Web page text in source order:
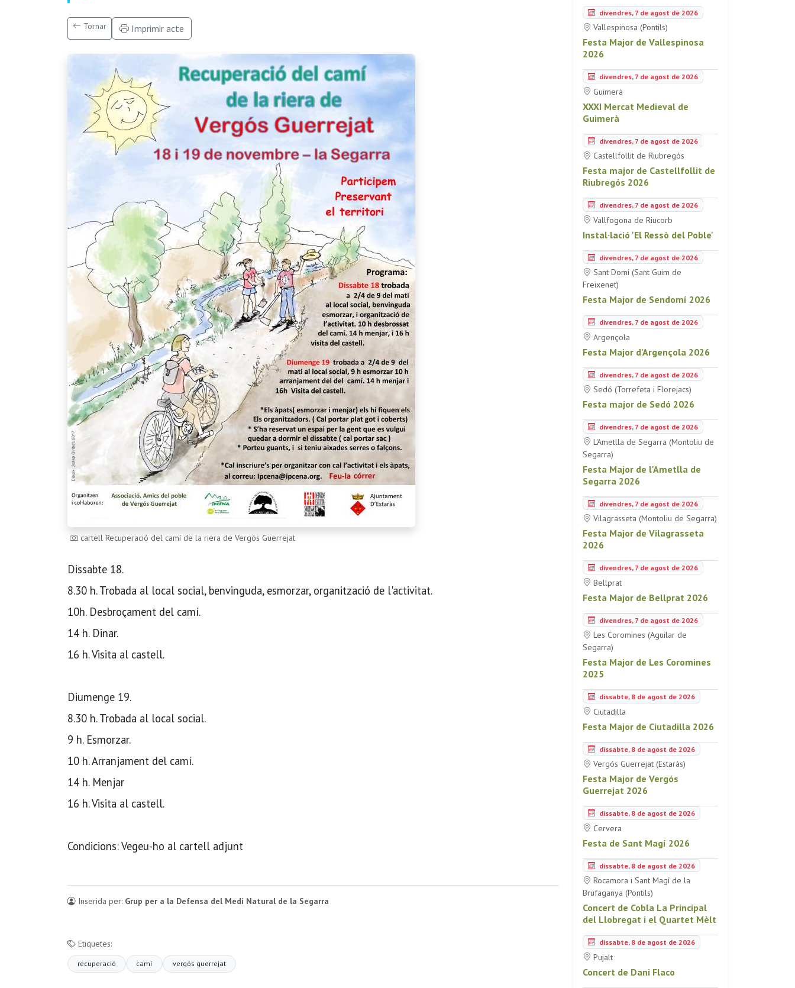
Tornar Imprimir acte
cartell Recuperació del camí de la riera de Vergós Guerrejat
Dissabte 18.
8.30 h. Trobada al local social, benvinguda, esmorzar, organització de l'activitat.
10h. Desbroçament del camí.
14 h. Dinar.
16 h. Visita al castell.
Diumenge 19.
8.30 h. Trobada al local social.
9 h. Esmorzar.
10 h. Arranjament del camí.
14 h. Menjar
16 h. Visita al castell.
Condicions: Vegeu-ho al cartell adjunt
Inserida per: Grup per a la Defensa del Medi Natural de la Segarra
Etiquetes:
recuperació camí vergós guerrejat
divendres, 7 de agost de 2026
Vallespinosa (Pontils)
Festa Major de Vallespinosa
2026
divendres, 7 de agost de 2026
Guimerà
XXXI Mercat Medieval de
Guimerà
divendres, 7 de agost de 2026
Castellfollit de Riubregós
Festa major de Castellfollit de
Riubregós 2026
divendres, 7 de agost de 2026
Vallfogona de Riucorb
Instal·lació 'El Ressò del Poble'
divendres, 7 de agost de 2026
Sant Domí (Sant Guim de
Freixenet)
Festa Major de Sendomí 2026
divendres, 7 de agost de 2026
Argençola
Festa Major d'Argençola 2026
divendres, 7 de agost de 2026
Sedó (Torrefeta i Florejacs)
Festa major de Sedó 2026
divendres, 7 de agost de 2026
L'Ametlla de Segarra (Montoliu de
Segarra)
Festa Major de l'Ametlla de
Segarra 2026
divendres, 7 de agost de 2026
Vilagrasseta (Montoliu de Segarra)
Festa Major de Vilagrasseta
2026
divendres, 7 de agost de 2026
Bellprat
Festa Major de Bellprat 2026
divendres, 7 de agost de 2026
Les Coromines (Aguilar de
Segarra)
Festa Major de Les Coromines
2025
dissabte, 8 de agost de 2026
Ciutadilla
Festa Major de Ciutadilla 2026
dissabte, 8 de agost de 2026
Vergós Guerrejat (Estaràs)
Festa Major de Vergós
Guerrejat 2026
dissabte, 8 de agost de 2026
Cervera
Festa de Sant Magí 2026
dissabte, 8 de agost de 2026
Rocamora i Sant Magí de la
Brufaganya (Pontils)
Concert de Cobla La Principal
del Llobregat i el Quartet Mèlt
dissabte, 8 de agost de 2026
Pujalt
Concert de Dani Flaco